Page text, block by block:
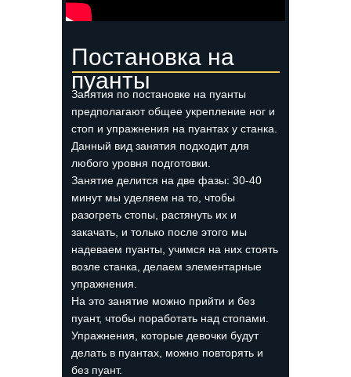
Постановка на
пуанты
Занятия по постановке на пуанты
предполагают общее укрепление ног и
стоп и упражнения на пуантах у станка.
Данный вид занятия подходит для
любого уровня подготовки.
Занятие делится на две фазы: 30-40
минут мы уделяем на то, чтобы
разогреть стопы, растянуть их и
закачать, и только после этого мы
надеваем пуанты, учимся на них стоять
возле станка, делаем элементарные
упражнения.
На это занятие можно прийти и без
пуант, чтобы поработать над стопами.
Упражнения, которые девочки будут
делать в пуантах, можно повторять и
без пуант.